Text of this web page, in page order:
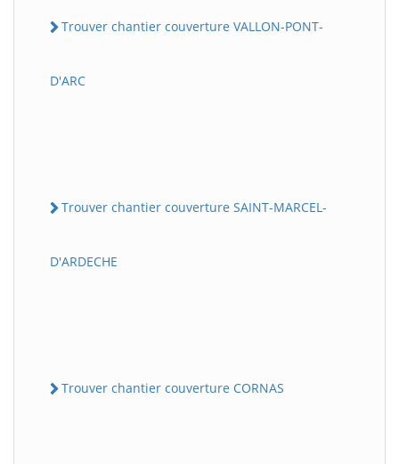
Trouver chantier couverture VALLON-PONT-
D'ARC
Trouver chantier couverture SAINT-MARCEL-
D'ARDECHE
Trouver chantier couverture CORNAS